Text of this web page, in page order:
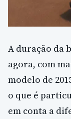
A duração da
agora, com
modelo de
o que é
em conta a